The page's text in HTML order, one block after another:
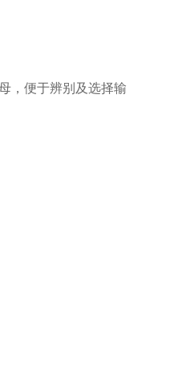
，便于辨别及选择输